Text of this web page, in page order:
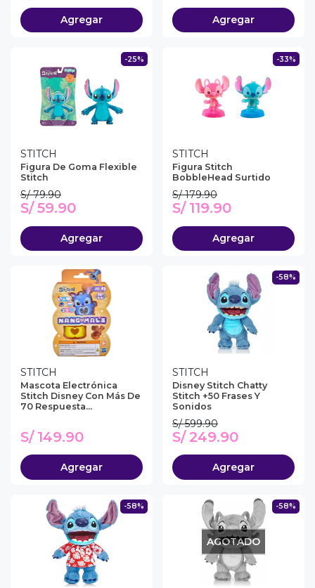
Agregar Agregar
-25%
STITCH
Figura De Goma Flexible
Stitch
S/ 79.90
S/ 59.90
Agregar
-33%
STITCH
Figura Stitch
BobbleHead Surtido
S/ 179.90
S/ 119.90
Agregar
STITCH
Mascota Electrónica
Stitch Disney Con Más De
70 Respuesta...
S/ 149.90
Agregar
-58%
STITCH
Disney Stitch Chatty
Stitch +50 Frases Y
Sonidos
S/ 599.90
S/ 249.90
Agregar
-58% -58%
AGOTADO